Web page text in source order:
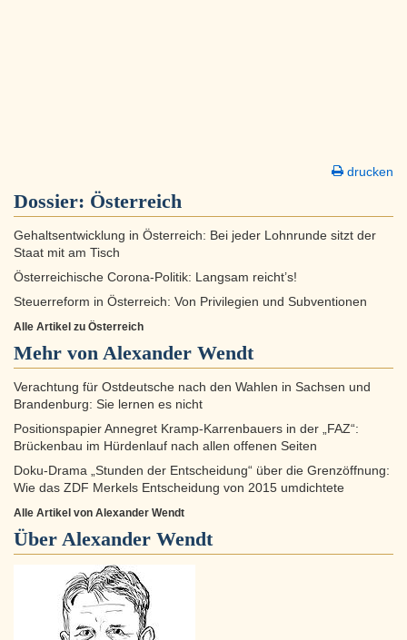
drucken
Dossier: Österreich
Gehaltsentwicklung in Österreich: Bei jeder Lohnrunde sitzt der
Staat mit am Tisch
Österreichische Corona-Politik: Langsam reicht’s!
Steuerreform in Österreich: Von Privilegien und Subventionen
Alle Artikel zu Österreich
Mehr von Alexander Wendt
Verachtung für Ostdeutsche nach den Wahlen in Sachsen und
Brandenburg: Sie lernen es nicht
Positionspapier Annegret Kramp-Karrenbauers in der „FAZ“:
Brückenbau im Hürdenlauf nach allen offenen Seiten
Doku-Drama „Stunden der Entscheidung“ über die Grenzöffnung:
Wie das ZDF Merkels Entscheidung von 2015 umdichtete
Alle Artikel von Alexander Wendt
Über Alexander Wendt